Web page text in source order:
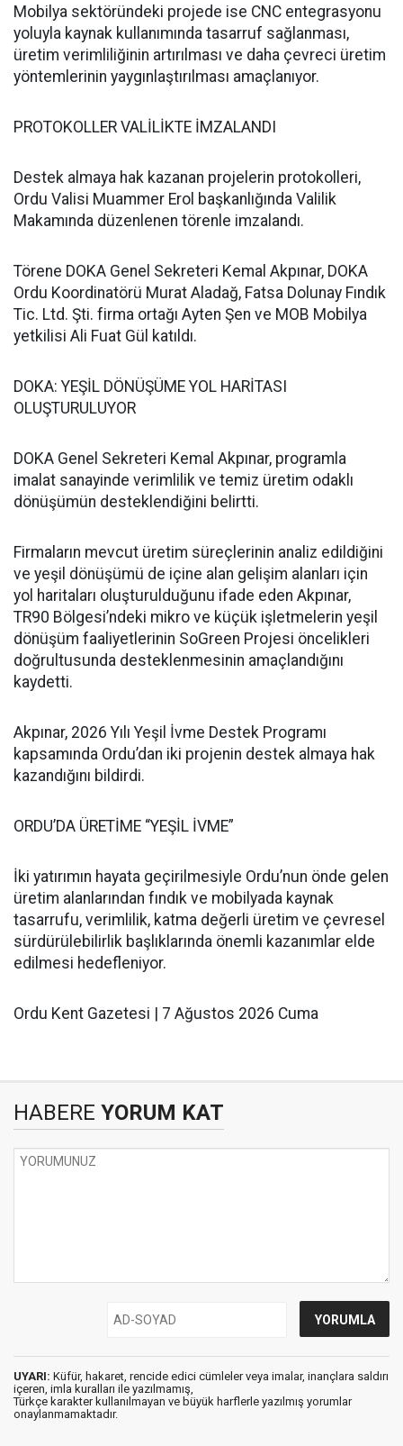
Mobilya sektöründeki projede ise CNC entegrasyonu
yoluyla kaynak kullanımında tasarruf sağlanması,
üretim verimliliğinin artırılması ve daha çevreci üretim
yöntemlerinin yaygınlaştırılması amaçlanıyor.
PROTOKOLLER VALİLİKTE İMZALANDI
Destek almaya hak kazanan projelerin protokolleri,
Ordu Valisi Muammer Erol başkanlığında Valilik
Makamında düzenlenen törenle imzalandı.
Törene DOKA Genel Sekreteri Kemal Akpınar, DOKA
Ordu Koordinatörü Murat Aladağ, Fatsa Dolunay Fındık
Tic. Ltd. Şti. firma ortağı Ayten Şen ve MOB Mobilya
yetkilisi Ali Fuat Gül katıldı.
DOKA: YEŞİL DÖNÜŞÜME YOL HARİTASI
OLUŞTURULUYOR
DOKA Genel Sekreteri Kemal Akpınar, programla
imalat sanayinde verimlilik ve temiz üretim odaklı
dönüşümün desteklendiğini belirtti.
Firmaların mevcut üretim süreçlerinin analiz edildiğini
ve yeşil dönüşümü de içine alan gelişim alanları için
yol haritaları oluşturulduğunu ifade eden Akpınar,
TR90 Bölgesi’ndeki mikro ve küçük işletmelerin yeşil
dönüşüm faaliyetlerinin SoGreen Projesi öncelikleri
doğrultusunda desteklenmesinin amaçlandığını
kaydetti.
Akpınar, 2026 Yılı Yeşil İvme Destek Programı
kapsamında Ordu’dan iki projenin destek almaya hak
kazandığını bildirdi.
ORDU’DA ÜRETİME “YEŞİL İVME”
İki yatırımın hayata geçirilmesiyle Ordu’nun önde gelen
üretim alanlarından fındık ve mobilyada kaynak
tasarrufu, verimlilik, katma değerli üretim ve çevresel
sürdürülebilirlik başlıklarında önemli kazanımlar elde
edilmesi hedefleniyor.
Ordu Kent Gazetesi | 7 Ağustos 2026 Cuma
HABERE YORUM KAT
UYARI: Küfür, hakaret, rencide edici cümleler veya imalar, inançlara saldırı
içeren, imla kuralları ile yazılmamış,
Türkçe karakter kullanılmayan ve büyük harflerle yazılmış yorumlar
onaylanmamaktadır.